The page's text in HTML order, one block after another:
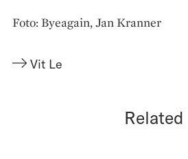
Foto: Byeagain, Jan Kranner
Vit Le
Related